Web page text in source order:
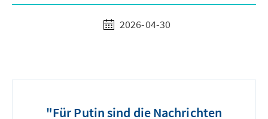
2026-04-30
"Für Putin sind die Nachrichten